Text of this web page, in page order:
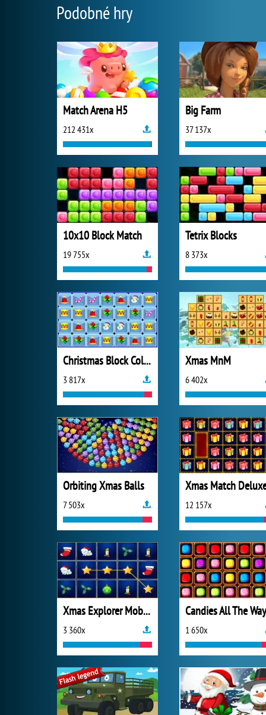
Podobné hry
Match Arena H5
212 431x
Big Farm
37 137x
10x10 Block Match
19 755x
Tetrix Blocks
8 373x
Christmas Block Collapse
3 817x
Xmas MnM
6 402x
Orbiting Xmas Balls
7 503x
Xmas Match
12 157x
Xmas Explorer Mobile
3 360x
Candies All The Way
1 650x